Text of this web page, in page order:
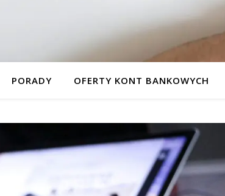
PORADY OFERTY KONT BANKOWYCH